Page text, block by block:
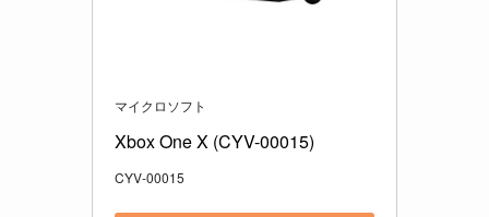
マイクロソフト
Xbox One X (CYV-00015)
CYV-00015